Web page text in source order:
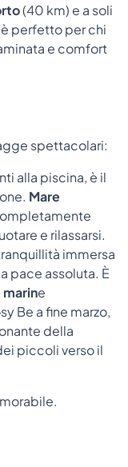
(40 km) e a soli
è perfetto per chi
e comfort
spettacolari:
alla piscina, è il
Mare
e rilassarsi.
immersa
pace assoluta. È
e
Be a fine marzo,
della
piccoli verso il